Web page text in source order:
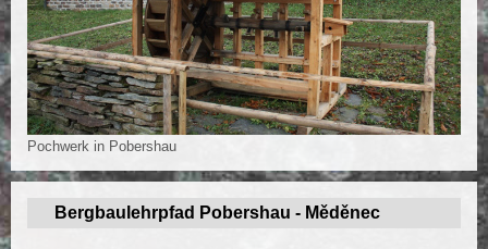
Pochwerk in Pobershau
Bergbaulehrpfad Pobershau - Měděnec